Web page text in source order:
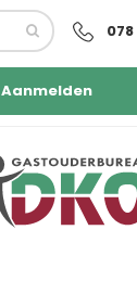
Aanmelden